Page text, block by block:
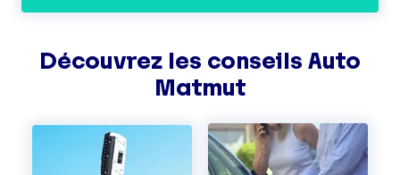
Découvrez les conseils Auto
Matmut